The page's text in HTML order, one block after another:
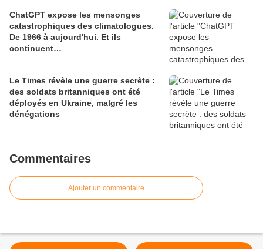
ChatGPT expose les mensonges
catastrophiques des climatologues.
De 1966 à aujourd'hui. Et ils
continuent…
Le Times révèle une guerre secrète :
des soldats britanniques ont été
déployés en Ukraine, malgré les
dénégations
Commentaires
Ajouter un commentaire